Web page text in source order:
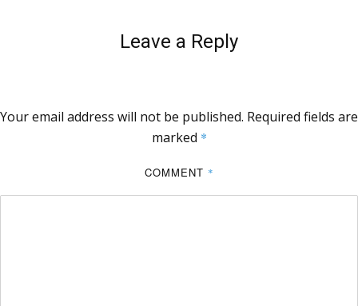
Leave a Reply
Your email address will not be published. Required fields are
marked *
COMMENT *